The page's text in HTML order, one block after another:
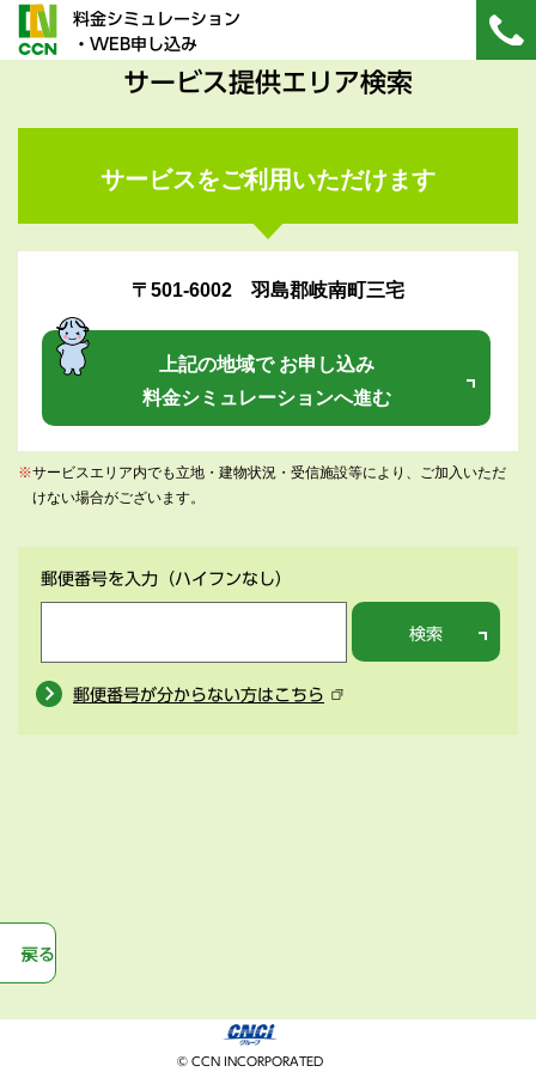
料金シミュレーション
・WEB申し込み
サービス提供エリア検索
サービスをご利用いただけます
〒501-6002 羽島郡岐南町三宅
上記の地域で お申し込み
料金シミュレーションへ進む
※サービスエリア内でも立地・建物状況・受信施設等により、ご加入いただ
けない場合がございます。
郵便番号を入力 （ハイフンなし）
検索
郵便番号が分からない方はこちら
戻る
© CCN INCORPORATED